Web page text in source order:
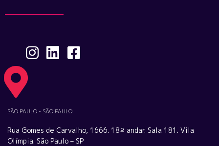
SÃO PAULO - SÃO PAULO
Rua Gomes de Carvalho, 1666. 18º andar. Sala 181. Vila
Olímpia. São Paulo – SP